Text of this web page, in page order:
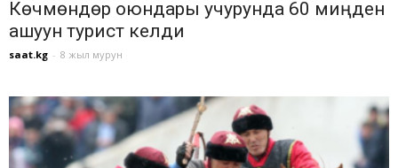
Көчмөндөр оюндары учурунда 60 миңден
ашуун турист келди
saat.kg - 8 жыл мурун